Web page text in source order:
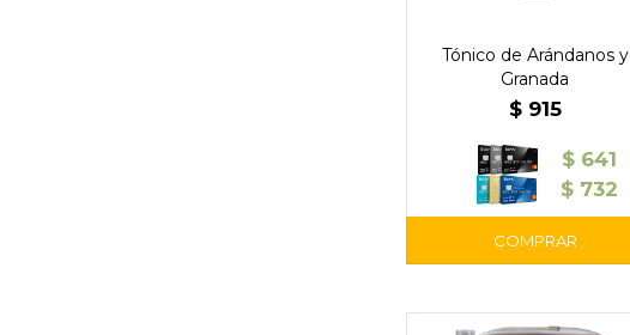
Tónico de Arándanos y
Granada
$ 915
$ 641
$ 732